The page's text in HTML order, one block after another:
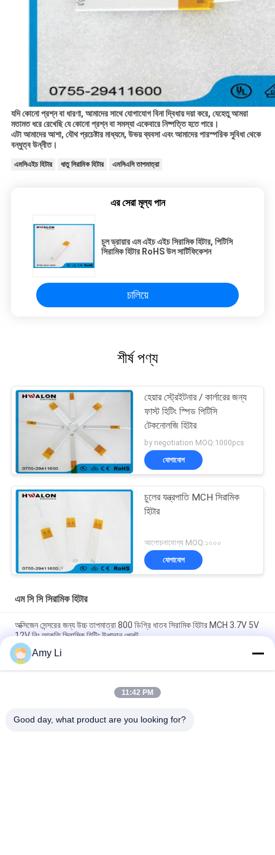
যদি কোনো প্রশ্ন বা ধারণা, আমাদের সাথে যোগাযোগ বিনা দ্বিধায় দয়া করে, যেহেতু আমরা
মতামত ধরে রেখেছি যে কোনো প্রশ্ন বা সমস্যা একেবারে নিষ্পত্তি হতে পারে।
এটা আমাদের আশা, যৌথ প্রচেষ্টার মাধ্যমে, উভয় ব্যবসা এবং আমাদের পারস্পরিক সুবিধা থেকে
বন্ধুত্ব উন্নীত।
এমসিএইচ হিটার ধাতু সিরামিক হিটার এমসিএসি তাপমাত্রা
এর সেরা মূল্য পান
চুল ড্রায়ার এম এইচ এইচ সিরামিক হিটার, পিটিসি
সিরামিক হিটার RoHS উল সার্টিফিকেশন
চালিয়ে
শীর্ষ পণ্য
হেয়ার স্ট্রেইটনার / কার্লারের জন্য
ফাস্ট হিটিং স্পিড পিটিসি
টেকনোলজি হিটার
by negotiation MOQ:1000pcs
যোগাযোগ
চুলের যন্ত্রপাতি MCH সিরামিক
হিটার
আলোচনাযোগ্য MOQ:১০০০
যোগাযোগ
এম সি সি সিরামিক হিটার
অক্সিজেন সেন্সরের জন্য উচ্চ তাপমাত্রা 800 ডিগ্রি ধাতব সিরামিক হিটার MCH 3.7V 5V
12V রিং আকৃতি সিরামিক হিটিং উপাদান প্লেট
সিরামিক এমসিএইচ হিটার চুল সোজা করার জন্য বর্গক্ষেত্র প্লেট 24v প্লেট সাদা বৈদ্যুতিক
সিরামিক হিটার মেডিকেল মেশিনের জন্য এমসিএইচ বিচ্ছিন্ন প্রতিরোধক
15*70 মিমি উচ্চ তাপমাত্রা সিরামিক এমসিএইচ গরম করার প্লেট শুকনো গরম 100°C-
Amy Li
11:42 PM
Good day, what product are you looking for?